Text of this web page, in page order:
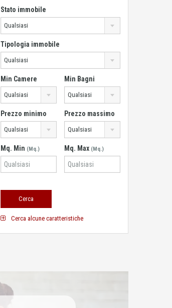
Stato immobile
Qualsiasi
Tipologia immobile
Qualsiasi
Min Camere
Qualsiasi
Min Bagni
Qualsiasi
Prezzo minimo
Qualsiasi
Prezzo massimo
Qualsiasi
Mq. Min (Mq.) Mq. Max (Mq.)
Cerca alcune caratteristiche